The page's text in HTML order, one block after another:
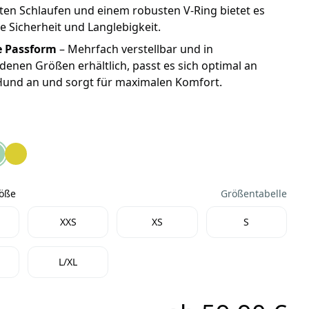
Schlaufen und einem robusten V-Ring bietet es
Sicherheit und Langlebigkeit.
Passform – Mehrfach verstellbar und in
Größen erhältlich, passt es sich optimal an
an und sorgt für maximalen Komfort.
Light™ Hundegeschirr 2.0 Basalt Gray
Hi & Light™ Hundegeschirr 2.0 Alpenglow Pink
Hi & Light™ Hundegeschirr 2.0 Sage Green
Ruffwear Hi & Light™ Hundegeschirr 2.0 Lichen Green
Größentabelle
XXS XS S
L/XL